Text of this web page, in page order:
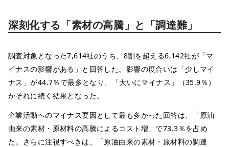
深刻化する「素材の高騰」と「調達難」
調査対象となった7,614社のうち、8割を超える6,142社が「マ
イナスの影響がある」と回答した。影響の度合いは「少しマイ
ナス」が44.7％で最多となり、「大いにマイナス」（35.9％）
がそれに続く結果となった。
企業活動へのマイナス要因として最も多かった回答は、「原油
由来の素材・原材料の高騰によるコスト増」で73.3％を占め
た。さらに注視すべきは、「原油由来の素材・原材料の調達